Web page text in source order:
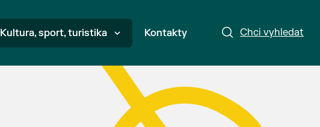
Chci vyhledat
Kultura, sport, turistika Kontakty